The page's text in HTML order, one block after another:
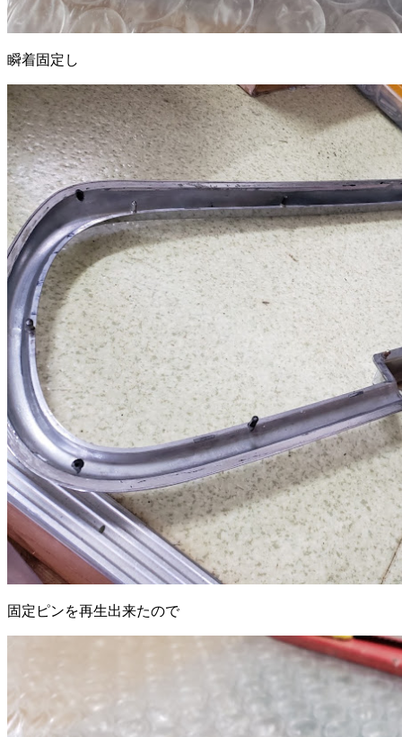
瞬着固定し
固定ピンを再生出来たので